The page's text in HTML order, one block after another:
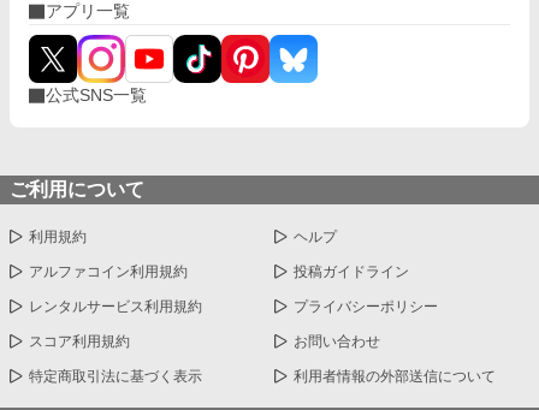
アプリ一覧
公式SNS一覧
ご利用について
利用規約 ヘルプ
アルファコイン利用規約 投稿ガイドライン
レンタルサービス利用規約 プライバシーポリシー
スコア利用規約 お問い合わせ
特定商取引法に基づく表示 利用者情報の外部送信について